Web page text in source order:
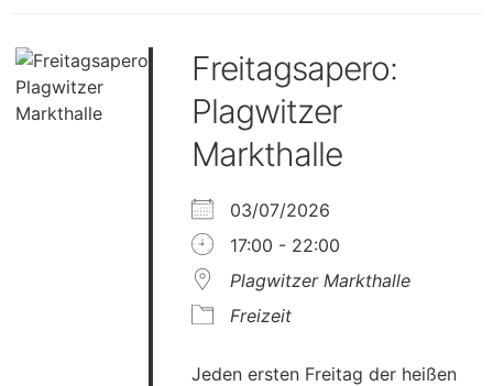
Freitagsapero:
Plagwitzer
Markthalle
03/07/2026
17:00 - 22:00
Plagwitzer Markthalle
Freizeit
Jeden ersten Freitag der heißen